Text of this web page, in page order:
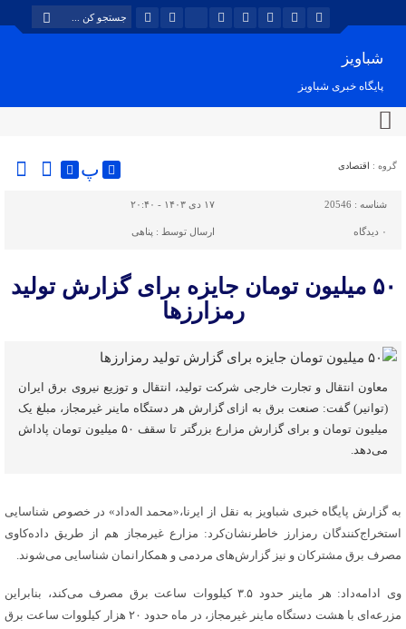
شباویز
پایگاه خبری شباویز
گروه : اقتصادی پ
شناسه : 20546 ۱۷ دی ۱۴۰۳ - ۲۰:۴۰
۰ دیدگاه ارسال توسط : پناهی
۵۰ میلیون تومان جایزه برای گزارش تولید
رمزارزها
معاون انتقال و تجارت خارجی شرکت تولید، انتقال و توزیع نیروی برق ایران
(‌توانیر) گفت: صنعت برق به ازای گزارش هر دستگاه ماینر غیرمجاز، مبلغ یک
میلیون تومان و برای گزارش مزارع بزرگتر تا سقف ۵۰ میلیون تومان پاداش
می‌دهد.
به گزارش پایگاه خبری شباویز به نقل از ایرنا،«محمد اله‌داد» در خصوص شناسایی
استخراج‌کنندگان رمزارز خاطرنشان‌کرد: مزارع غیرمجاز هم از طریق داده‌کاوی
مصرف برق مشترکان و نیز گزارش‌های مردمی و همکارانمان شناسایی می‌شوند.
وی ادامه‌داد: هر ماینر حدود ۳.۵ کیلووات ساعت برق مصرف می‌کند، بنابراین
مزرعه‌ای با هشت دستگاه ماینر غیرمجاز، در ماه حدود ۲۰ هزار کیلووات ساعت برق